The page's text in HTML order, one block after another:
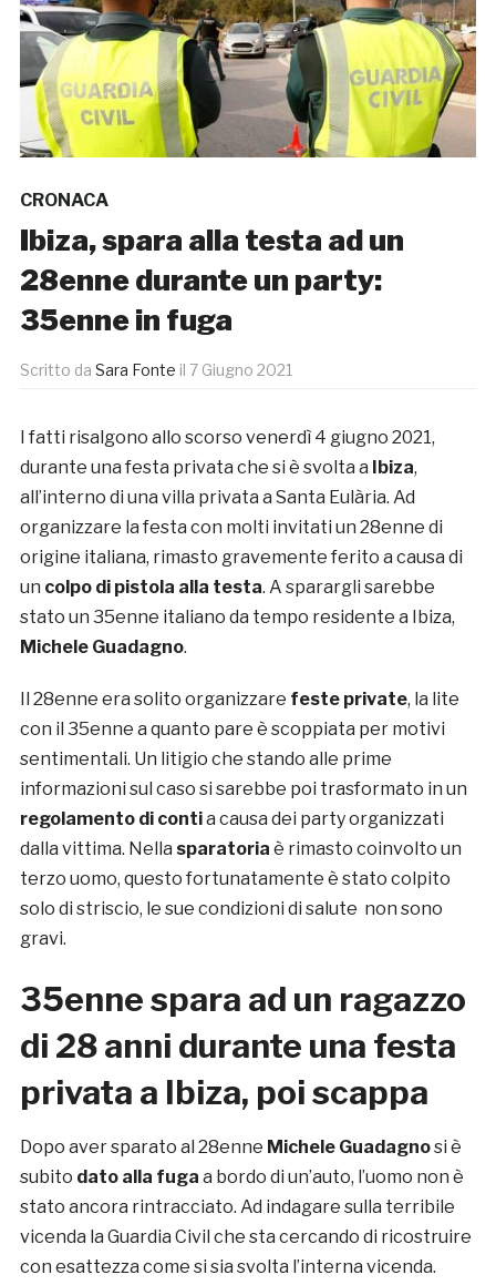
CRONACA
Ibiza, spara alla testa ad un
28enne durante un party:
35enne in fuga
Scritto da Sara Fonte il 7 Giugno 2021
I fatti risalgono allo scorso venerdì 4 giugno 2021,
durante una festa privata che si è svolta a Ibiza,
all’interno di una villa privata a Santa Eulària. Ad
organizzare la festa con molti invitati un 28enne di
origine italiana, rimasto gravemente ferito a causa di
un colpo di pistola alla testa. A sparargli sarebbe
stato un 35enne italiano da tempo residente a Ibiza,
Michele Guadagno.
Il 28enne era solito organizzare feste private, la lite
con il 35enne a quanto pare è scoppiata per motivi
sentimentali. Un litigio che stando alle prime
informazioni sul caso si sarebbe poi trasformato in un
regolamento di contia causa dei party organizzati
dalla vittima. Nella sparatoria è rimasto coinvolto un
terzo uomo, questo fortunatamente è stato colpito
solo di striscio, le sue condizioni di salute non sono
gravi.
35enne spara ad un ragazzo
di 28 anni durante una festa
privata a Ibiza, poi scappa
Dopo aver sparato al 28enne Michele Guadagnosi è
subito dato alla fuga a bordo di un’auto, l’uomo non è
stato ancora rintracciato. Ad indagare sulla terribile
vicenda la Guardia Civil che sta cercando di ricostruire
con esattezza come si sia svolta l’interna vicenda.